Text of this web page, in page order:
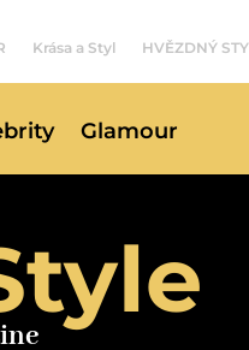
Krása a Styl HVĚZDNÝ
Glamour